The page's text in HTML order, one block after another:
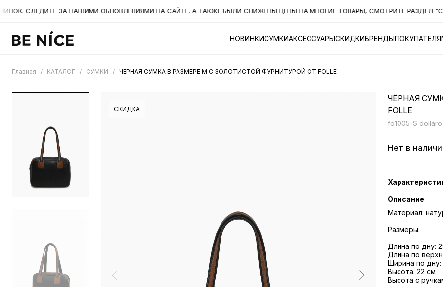
СЛЕДИТЕ ЗА НАШИМИ ОБНОВЛЕНИЯМИ НА САЙТЕ. А ТАКЖЕ БЫЛИ СНИЖЕНЫ ЦЕНЫ НА МНОГИЕ ТОВАРЫ, СМОТРИТЕ РАЗДЕЛ
НОВИНКИСУМКИАКСЕССУАРЫСКИДКИБРЕНДЫ
Главная / КАТАЛОГ / СУМКИ / ЧЁРНАЯ СУМКА В РАЗМЕРЕ М С ЗОЛОТИСТОЙ ФУРНИТУРОЙ ОТ FOLLE
СКИДКА
ЧЁРНАЯ
FOLLE
fo1005-S
Нет в
Описание
Материал:
Размеры:
Длина по дну:
Длина по
Ширина по дну:
Высота: 22 см
Высота с